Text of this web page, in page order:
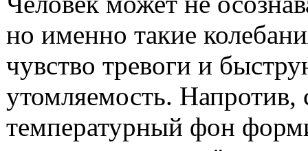
но именно такие
чувство тревоги и
утомляемость. Напротив,
температурный фон